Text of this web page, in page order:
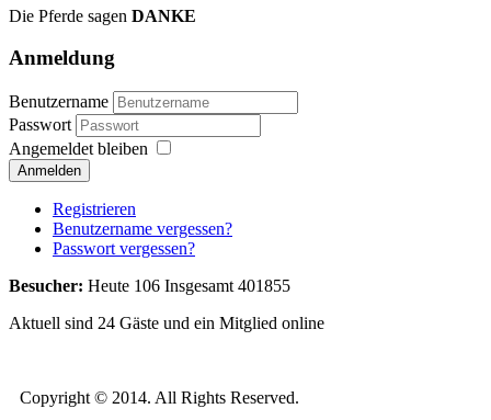
Die Pferde sagen DANKE
Anmeldung
Benutzername
Passwort
Angemeldet bleiben
Anmelden
Registrieren
Benutzername vergessen?
Passwort vergessen?
Besucher: Heute 106 Insgesamt 401855
Aktuell sind 24 Gäste und ein Mitglied online
Copyright © 2014. All Rights Reserved.